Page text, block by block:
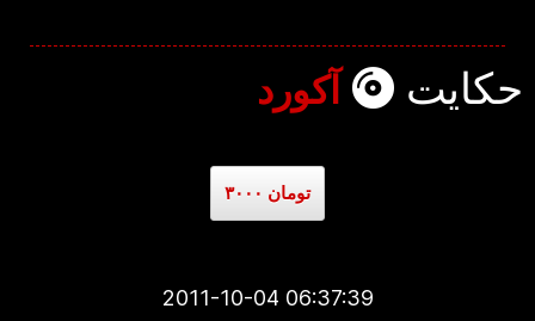
حکایت آکورد
۳۰۰۰ تومان
2011-10-04 06:37:39